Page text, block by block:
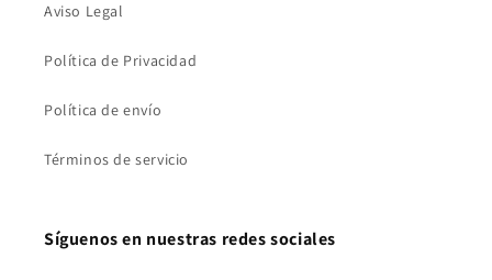
Aviso Legal
Política de Privacidad
Política de envío
Términos de servicio
Síguenos en nuestras redes sociales